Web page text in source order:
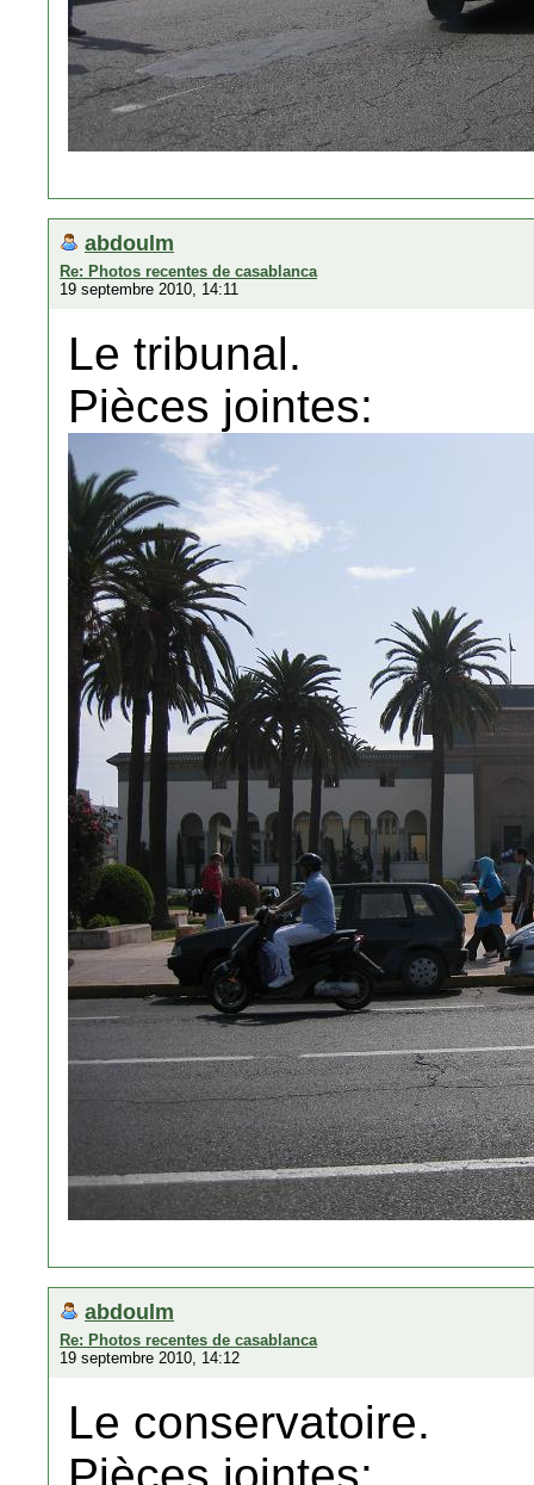
abdoulm
Re: Photos recentes de casablanca
19 septembre 2010, 14:11
Le tribunal.
Pièces jointes:
abdoulm
Re: Photos recentes de casablanca
19 septembre 2010, 14:12
Le conservatoire.